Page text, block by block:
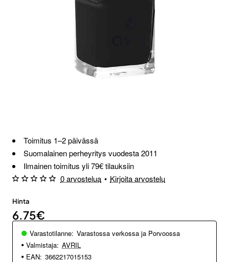
Toimitus 1–2 päivässä
Suomalainen perheyritys vuodesta 2011
Ilmainen toimitus yli 79€ tilauksiin
0 arvostelua • Kirjoita arvostelu
Hinta
6.75€
Varastotilanne: Varastossa verkossa ja Porvoossa
Valmistaja: AVRIL
EAN: 3662217015153